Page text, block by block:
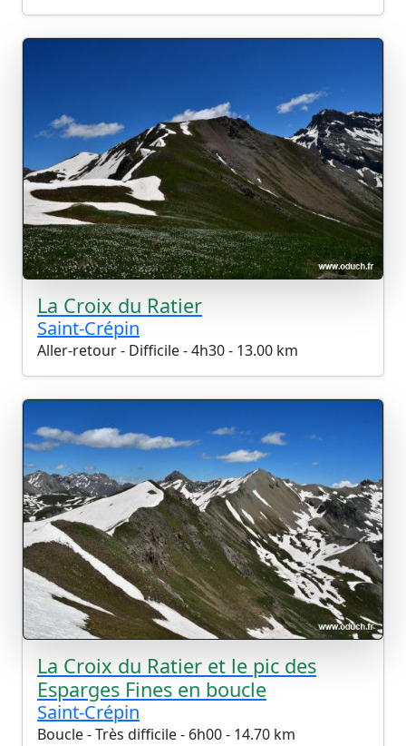
La Croix du Ratier
Saint-Crépin
Aller-retour - Difficile - 4h30 - 13.00 km
La Croix du Ratier et le pic des
Esparges Fines en boucle
Saint-Crépin
Boucle - Très difficile - 6h00 - 14.70 km